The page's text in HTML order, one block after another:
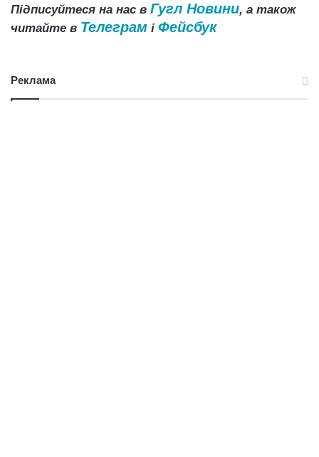
Підписуйтеся на нас в Гугл Новини, а також
читайте в Телеграм і Фейсбук
Реклама